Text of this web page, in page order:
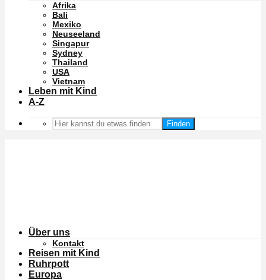
Afrika
Bali
Mexiko
Neuseeland
Singapur
Sydney
Thailand
USA
Vietnam
Leben mit Kind
A-Z
Finden
Über uns
Kontakt
Reisen mit Kind
Ruhrpott
Europa